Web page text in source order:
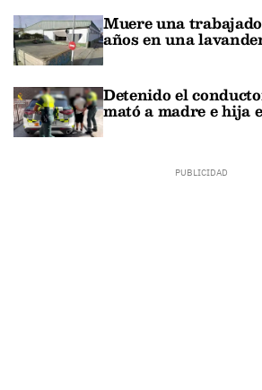
Muere una
años en una
Detenido el
mató a madre e hija